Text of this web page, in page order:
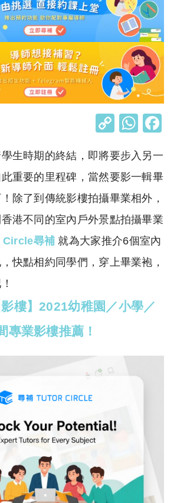
C
p
y
Li
n
k
W
at
s
A
p
p
生時期的終結，即將要步入另一
重要的里程碑，當然要影一輯畢
除了到傳統影樓拍攝畢業相外，
港不同的室內戶外景點拍攝畢業
尋補 就為大家推介6個室內
快點相約同學們，穿上畢業袍，
樓】2021幼稚園／小學／
專業影樓推薦！